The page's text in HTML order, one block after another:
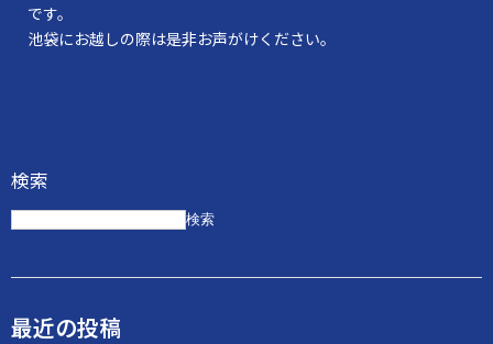
です。
池袋にお越しの際は是非お声がけください。
検索
検索
最近の投稿